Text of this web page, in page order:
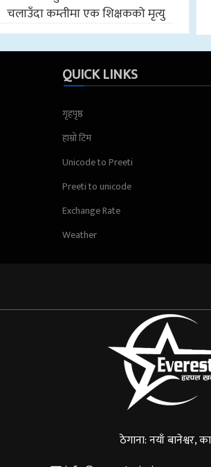
चलाउँदा कम्तीमा एक शिक्षकको मृत्यु
QUICK LINKS
गृहपृष्ठ
हाम्रो टिम
Unicode to Preeti
Preeti to unicode
Exchange Rate
Weather
ठेगाना: नयाँ बानेश्वर,